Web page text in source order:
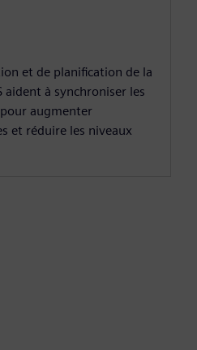
et de planification de la
aident à synchroniser les
augmenter
et réduire les niveaux